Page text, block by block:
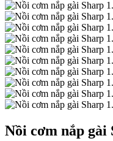
Nồi cơm nắp